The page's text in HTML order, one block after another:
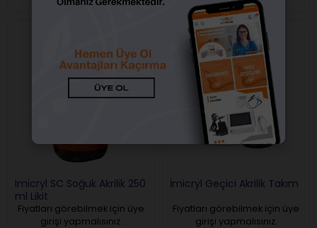
Imicryl SC Soğuk Akrilik 250
ml Likit
Fiyatları görebilmek için üye
girişi yapmalısınız.
İmicryl Geçici Akrilik Takım
Fiyatları görebilmek için üye
girişi yapmalısınız.